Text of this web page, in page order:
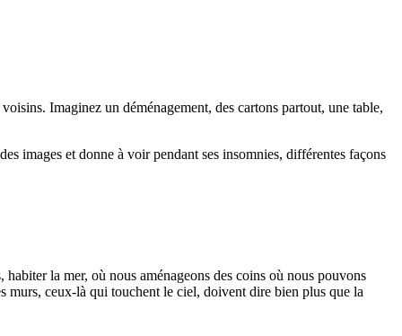
Imaginez un déménagement, des cartons partout, une table,
images et donne à voir pendant ses insomnies, différentes façons
la mer, où nous aménageons des coins où nous pouvons
murs, ceux-là qui touchent le ciel, doivent dire bien plus que la